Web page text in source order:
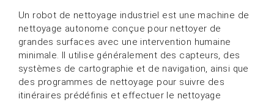
Un robot de nettoyage industriel est une machine de
nettoyage autonome conçue pour nettoyer de
grandes surfaces avec une intervention humaine
minimale. Il utilise généralement des capteurs, des
systèmes de cartographie et de navigation, ainsi que
des programmes de nettoyage pour suivre des
itinéraires prédéfinis et effectuer le nettoyage